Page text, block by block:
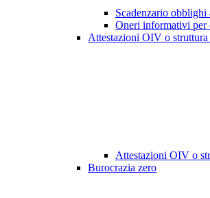
Scadenzario
Oneri informativi per
Attestazioni OIV o struttura
Attestazioni OIV o
Burocrazia zero